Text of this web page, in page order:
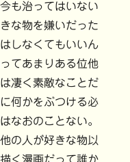
も治ってはいない
な物を嫌いだった
しなくてもいいん
てあまりある位他
凄く素敵なことだ
何かをぶつける必
なおのことない。
の人が好きな物以
く漫画だって誰か